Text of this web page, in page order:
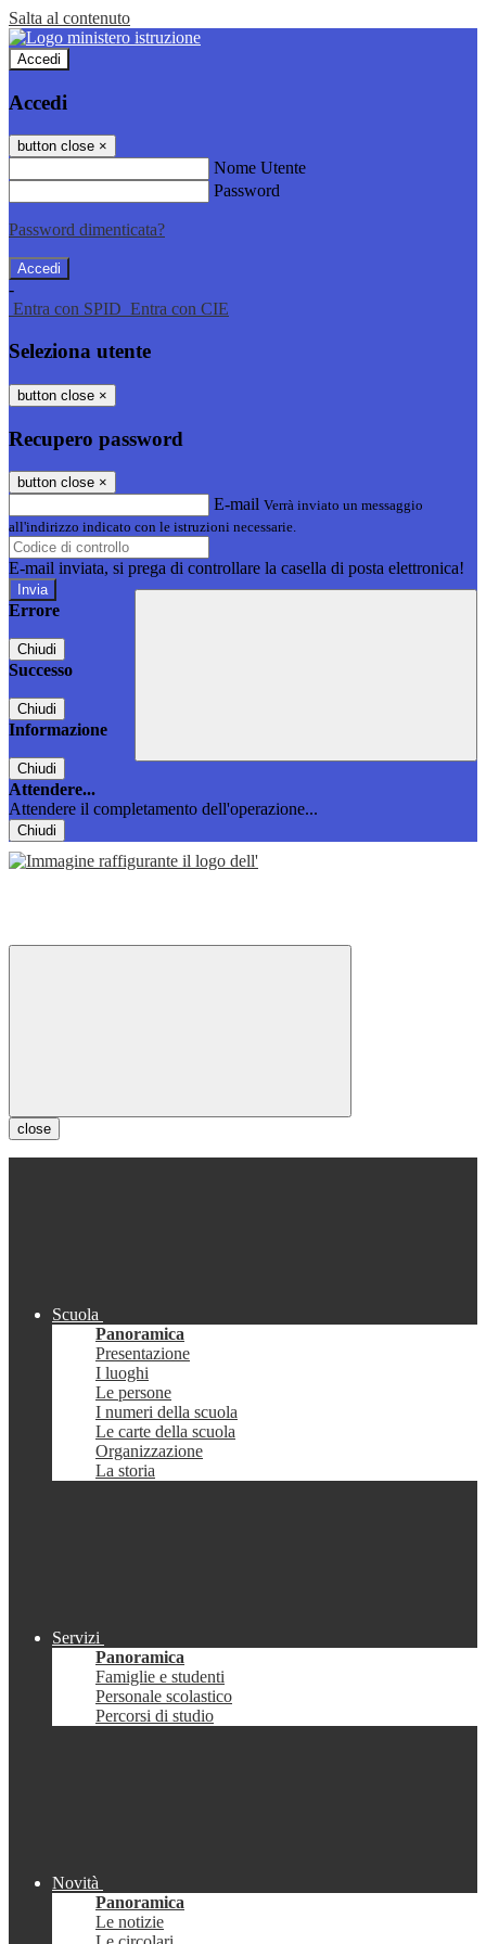
Salta al contenuto
Accedi
Accedi
button close ×
Nome Utente
Password
Password dimenticata?
-
Entra con SPID Entra con CIE
Seleziona utente
button close ×
Recupero password
button close ×
E-mail Verrà inviato un messaggio
all'indirizzo indicato con le istruzioni necessarie.
E-mail inviata, si prega di controllare la casella di posta elettronica!
Errore
Chiudi
Successo
Chiudi
Informazione
Chiudi
Attendere...
Attendere il completamento dell'operazione...
Chiudi
close
Scuola
Panoramica
Presentazione
I luoghi
Le persone
I numeri della scuola
Le carte della scuola
Organizzazione
La storia
Servizi
Panoramica
Famiglie e studenti
Personale scolastico
Percorsi di studio
Novità
Panoramica
Le notizie